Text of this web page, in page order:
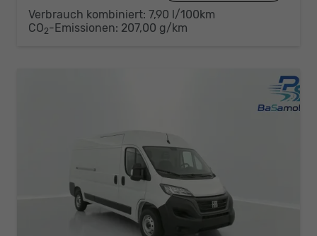
Verbrauch kombiniert: 7,90 l/100km
CO2-Emissionen: 207,00 g/km